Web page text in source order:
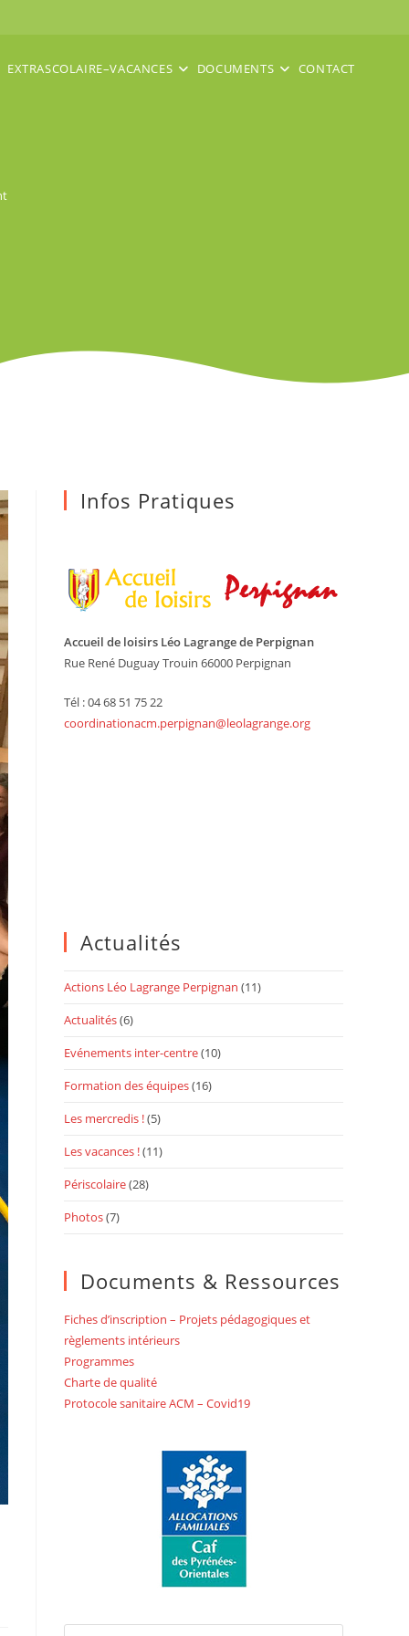
EXTRASCOLAIRE–VACANCES DOCUMENTS CONTACT
Infos Pratiques
Accueil de loisirs Léo Lagrange de Perpignan
Rue René Duguay Trouin 66000 Perpignan
Tél : 04 68 51 75 22
coordinationacm.perpignan@leolagrange.org
Actualités
Actions Léo Lagrange Perpignan (11)
Actualités(6)
Evénements inter-centre(10)
Formation des équipes(16)
Les mercredis !(5)
Les vacances !(11)
Périscolaire(28)
Photos(7)
Documents & Ressources
Fiches d’inscription – Projets pédagogiques et
règlements intérieurs
Programmes
Charte de qualité
Protocole sanitaire ACM – Covid19